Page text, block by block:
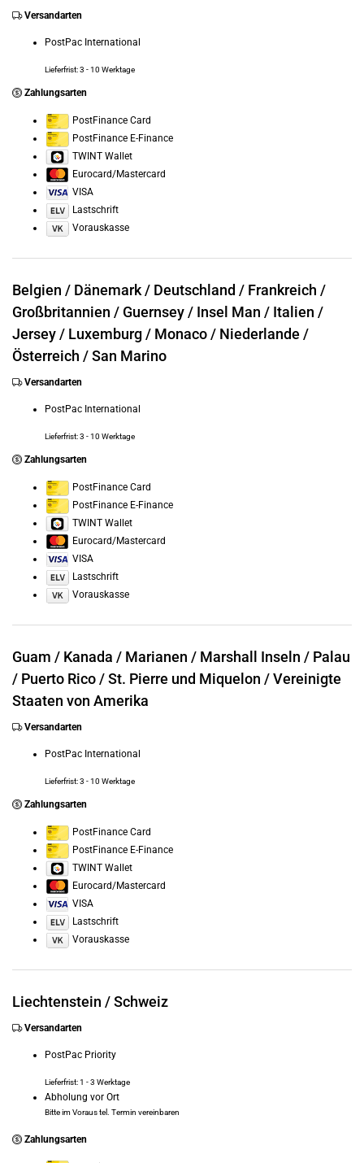
Versandarten
PostPac International
Lieferfrist: 3 - 10 Werktage
Zahlungsarten
PostFinance Card
PostFinance E-Finance
TWINT Wallet
Eurocard/Mastercard
VISA
Lastschrift
Vorauskasse
Belgien / Dänemark / Deutschland / Frankreich /
Großbritannien / Guernsey / Insel Man / Italien /
Jersey / Luxemburg / Monaco / Niederlande /
Österreich /San Marino
Versandarten
PostPac International
Lieferfrist: 3 - 10 Werktage
Zahlungsarten
PostFinance Card
PostFinance E-Finance
TWINT Wallet
Eurocard/Mastercard
VISA
Lastschrift
Vorauskasse
Guam / Kanada / Marianen / Marshall Inseln / Palau
/ Puerto Rico /St. Pierre und Miquelon /Vereinigte
Staaten von Amerika
Versandarten
PostPac International
Lieferfrist: 3 - 10 Werktage
Zahlungsarten
PostFinance Card
PostFinance E-Finance
TWINT Wallet
Eurocard/Mastercard
VISA
Lastschrift
Vorauskasse
Liechtenstein /Schweiz
Versandarten
PostPac Priority
Lieferfrist: 1 - 3 Werktage
Abholung vor Ort
Bitte im Voraus tel. Termin vereinbaren
Zahlungsarten